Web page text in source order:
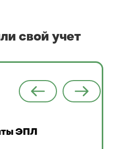
ЭПЛ
свой учет